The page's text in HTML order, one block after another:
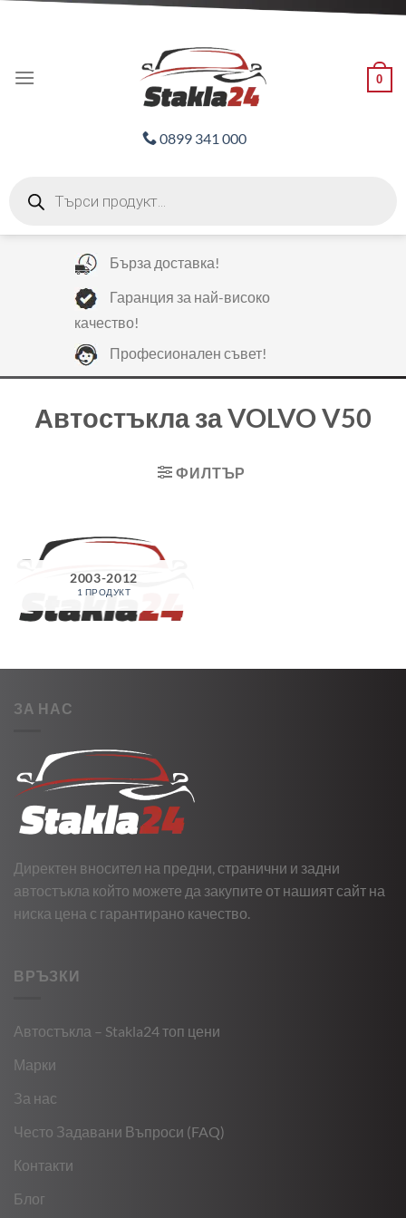
0
0899 341 000
search
Бърза доставка!
Гаранция за най-високо
качество!
Професионален съвет!
Автостъкла за VOLVO V50
ФИЛТЪР
2003-2012
1 ПРОДУКТ
ЗА НАС
Директен вносител на предни, странични и задни
автостъкла който можете да закупите от нашият сайт на
ниска цена с гарантирано качество.
ВРЪЗКИ
Автостъкла – Stakla24 топ цени
Марки
За нас
Често Задавани Въпроси (FAQ)
Контакти
Блог